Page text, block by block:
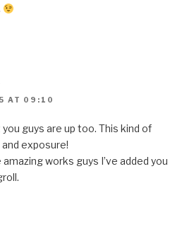
AT 09:10
you guys are up too. This kind of
exposure!
amazing works guys I’ve added you